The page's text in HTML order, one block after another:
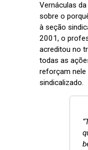
Vernáculas
sobre o
à seção
2001, o
acreditou no
todas as
reforçam
sindicalizado.